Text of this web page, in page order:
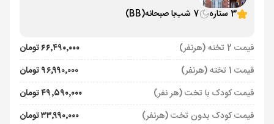
3 ستاره
7 شب با صبحانه(BB)
قیمت 2 تخته (هرنفر)
۶۶٬۴۹۰٬۰۰۰ تومان
قیمت 1 تخته (هرنفر)
۹۶٬۹۹۰٬۰۰۰ تومان
قیمت کودک با تخت (هر نفر)
۴۹٬۵۹۰٬۰۰۰ تومان
قیمت کودک بدون تخت (هرنفر)
۳۳٬۹۹۰٬۰۰۰ تومان